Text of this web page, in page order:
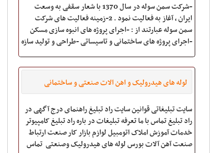
-شرکت سمن سوله در سال 1370 با شعار سقفی به وسعت
ایران ، آغاز به فعالیت نمود . 2-زمینه فعالیت های شرکت
سمن سوله عبارتند از : -اجرای پروژه های انبوه سازی مسکن
-اجرای پروژه های ساختمانی و تاسیساتی -طراحی و تولید سازه
لوله های هیدرولیک و اهن الات صنعتی و ساختمانی
سایت تبلیغاتی قوانین سایت راد تبلیغ راهنمای درج آگهی در
راد تبلیغ تماس با ما تعرفه تبلیغات در باره راد تبلیغ کامپیوتر
خدمات آموزش املاک اتومبیل لوازم بازار کار صنعت ارتباط
صنعت آهن آلات بورس لوله های هیدرولیک وصنعتی ‬ تماس